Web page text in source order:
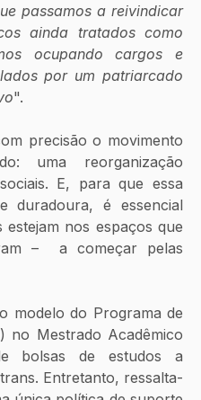
passamos a reivindicar
ainda tratados como
ocupando cargos e
por um patriarcado
".
precisão o movimento
uma reorganização
E, para que essa
duradoura, é essencial
nos espaços que
–  a começar pelas
modelo do Programa de
no Mestrado Acadêmico
bolsas de estudos a
Entretanto, ressalta-